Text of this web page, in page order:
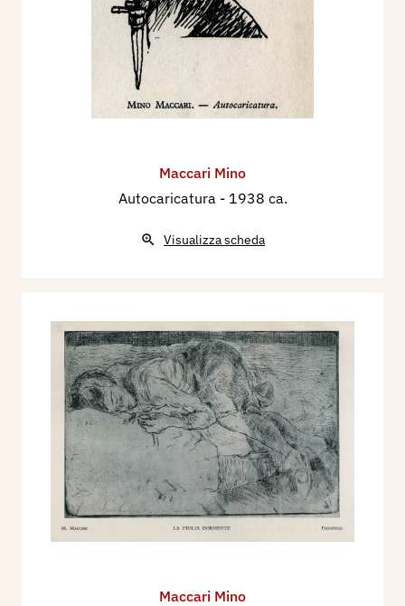
Maccari Mino
Autocaricatura - 1938 ca.
Visualizza scheda
Maccari Mino